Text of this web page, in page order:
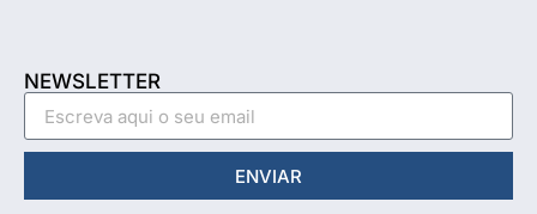
NEWSLETTER
ENVIAR